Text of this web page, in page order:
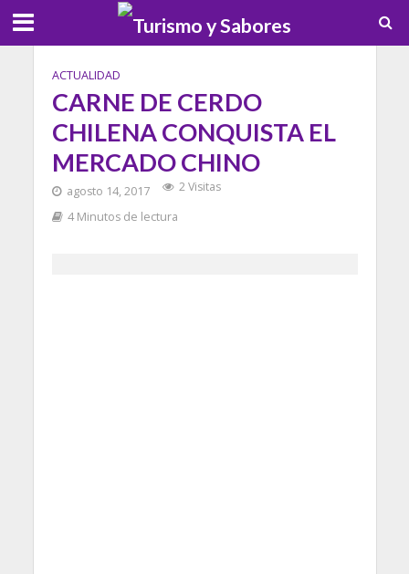
ACTUALIDAD
CARNE DE CERDO
CHILENA CONQUISTA EL
MERCADO CHINO
agosto 14, 2017
2 Visitas
4 Minutos de lectura